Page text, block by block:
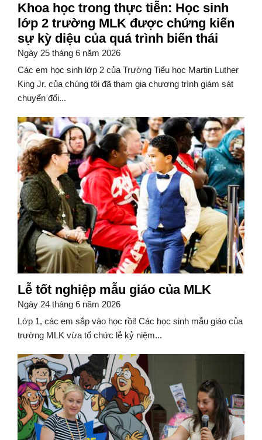
Khoa học trong thực tiễn: Học sinh
lớp 2 trường MLK được chứng kiến
sự kỳ diệu của quá trình biến thái
Ngày 25 tháng 6 năm 2026
Các em học sinh lớp 2 của Trường Tiểu học Martin Luther
King Jr. của chúng tôi đã tham gia chương trình giám sát
chuyển đổi...
Lễ tốt nghiệp mẫu giáo của MLK
Ngày 24 tháng 6 năm 2026
Lớp 1, các em sắp vào học rồi! Các học sinh mẫu giáo của
trường MLK vừa tổ chức lễ kỷ niệm...